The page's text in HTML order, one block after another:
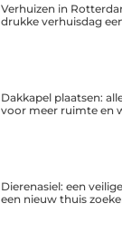
Verhuizen in
drukke verhuisdag
Dakkapel plaatsen:
voor meer ruimte en
Dierenasiel: een
een nieuw thuis